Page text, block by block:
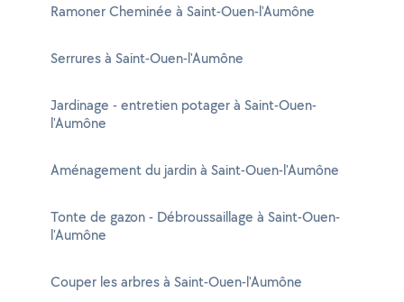
Ramoner Cheminée à Saint-Ouen-l'Aumône
Serrures à Saint-Ouen-l'Aumône
Jardinage - entretien potager à Saint-Ouen-
l'Aumône
Aménagement du jardin à Saint-Ouen-l'Aumône
Tonte de gazon - Débroussaillage à Saint-Ouen-
l'Aumône
Couper les arbres à Saint-Ouen-l'Aumône